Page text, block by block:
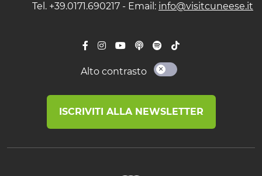
Tel. +39.0171.690217 - Email: info@visitcuneese.it
Alto contrasto
ISCRIVITI ALLA NEWSLETTER